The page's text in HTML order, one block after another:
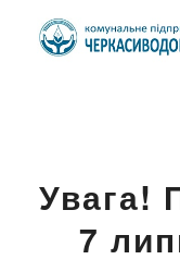
Увага!
7